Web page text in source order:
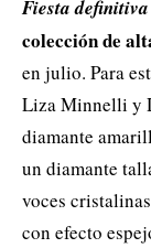
Fiesta definitiva
colección de
en julio. Para
Liza Minnelli y
diamante
un diamante
voces
con efecto